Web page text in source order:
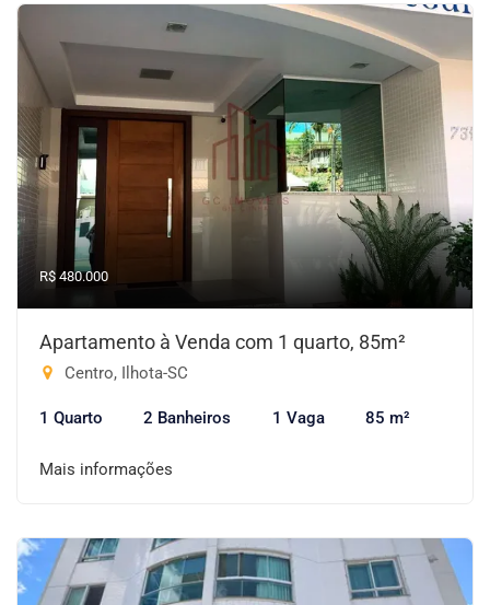
R$ 480.000
Apartamento à Venda com 1 quarto, 85m²
Centro, Ilhota-SC
1 Quarto 2 Banheiros 1 Vaga 85 m²
Mais informações